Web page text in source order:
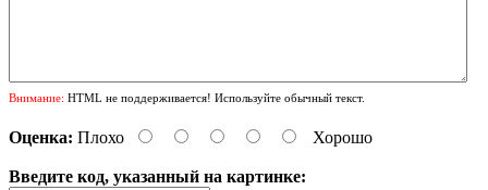
Внимание: HTML не поддерживается! Используйте обычный текст.
Оценка: Плохо Хорошо
Введите код, указанный на картинке: